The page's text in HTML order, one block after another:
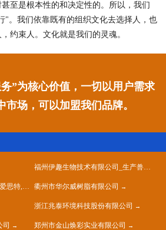
至是根本性的和决定性的。所以，我们
"。我们依靠既有的组织文化去选择人，也
约束人。文化就是我们的灵魂。
”为核心价值，一切以用户需求
市场，可以加盟我们品牌。
福州伊趣生物技术有限公司_生产兽用生物制品
连云港中央空调,连云港地暖,爱思特,连云港市爱斯特暖通设备工程有限公司 衢州市华尔威树脂有限公司
浙江兆泰环境科技股份有限公司
司 郑州市金山焕彩实业有限公司